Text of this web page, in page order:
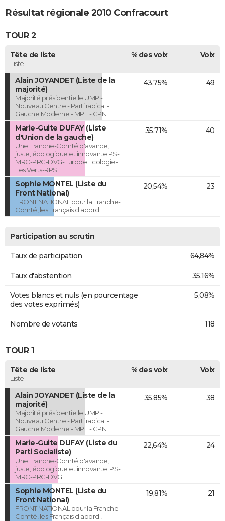
Résultat régionale 2010 Confracourt
TOUR 2
Tête de liste
Liste
% des voix Voix
Alain JOYANDET (Liste de la
majorité)
Majorité présidentielle UMP -
Nouveau Centre - Parti radical -
Gauche Moderne - MPF - CPNT
43,75% 49
Marie-Guite DUFAY (Liste
d'Union de la gauche)
Une Franche-Comté d'avance,
juste, écologique et innovante PS-
MRC-PRG-DVG-Europe Ecologie-
Les Verts-RPS
35,71% 40
Sophie MONTEL (Liste du
Front National)
FRONT NATIONAL pour la Franche-
Comté, les Français d'abord !
20,54% 23
Participation au scrutin
Taux de participation 64,84%
Taux d'abstention 35,16%
Votes blancs et nuls (en pourcentage
des votes exprimés)
5,08%
Nombre de votants 118
TOUR 1
Tête de liste
Liste
% des voix Voix
Alain JOYANDET (Liste de la
majorité)
Majorité présidentielle UMP -
Nouveau Centre - Parti radical -
Gauche Moderne - MPF - CPNT
35,85% 38
Marie-Guite DUFAY (Liste du
Parti Socialiste)
Une Franche-Comté d'avance,
juste, écologique et innovante. PS-
MRC-PRG-DVG
22,64% 24
Sophie MONTEL (Liste du
Front National)
FRONT NATIONAL pour la Franche-
Comté, les Français d'abord !
19,81% 21